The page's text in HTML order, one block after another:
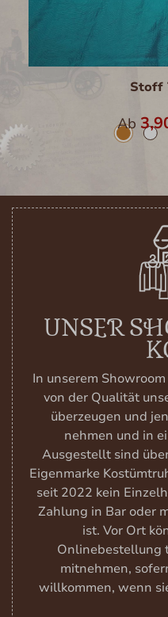
Stoff
Ab
UNSER
In unserem
von der Qualität
überzeugen und
nehmen und in
Ausgestellt sind
Eigenmarke
seit 2022 kein
Zahlung in Bar oder
ist. Vor Ort
Onlinebestellung
mitnehmen,
willkommen, wenn